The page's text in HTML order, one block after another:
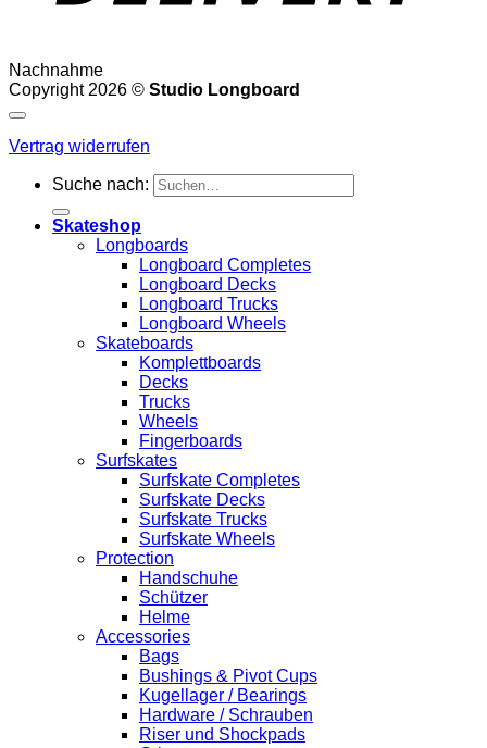
Nachnahme
Copyright 2026 © Studio Longboard
Vertrag widerrufen
Suche nach:
Skateshop
Longboards
Longboard Completes
Longboard Decks
Longboard Trucks
Longboard Wheels
Skateboards
Komplettboards
Decks
Trucks
Wheels
Fingerboards
Surfskates
Surfskate Completes
Surfskate Decks
Surfskate Trucks
Surfskate Wheels
Protection
Handschuhe
Schützer
Helme
Accessories
Bags
Bushings & Pivot Cups
Kugellager / Bearings
Hardware / Schrauben
Riser und Shockpads